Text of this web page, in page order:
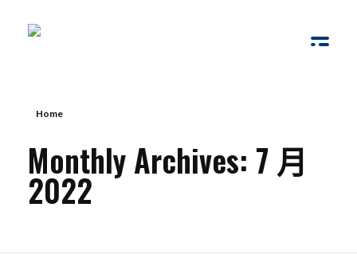
Home
Monthly Archives: 7 月
2022